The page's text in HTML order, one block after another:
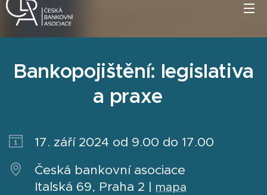
Bankopojištění: legislativa
a praxe
17. září 2024 od 9.00 do 17.00
Česká bankovní asociace
Italská 69, Praha 2 | mapa